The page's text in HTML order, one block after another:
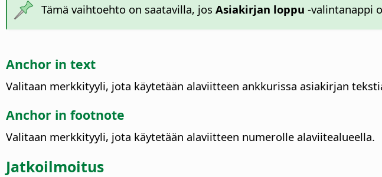
Tämä vaihtoehto on saatavilla, jos Asiakirjan loppu -valintanappi
Anchor in text
Valitaan merkkityyli, jota käytetään alaviitteen ankkurissa asiakirjan
Anchor in footnote
Valitaan merkkityyli, jota käytetään alaviitteen numerolle alaviitealueella.
Jatkoilmoitus